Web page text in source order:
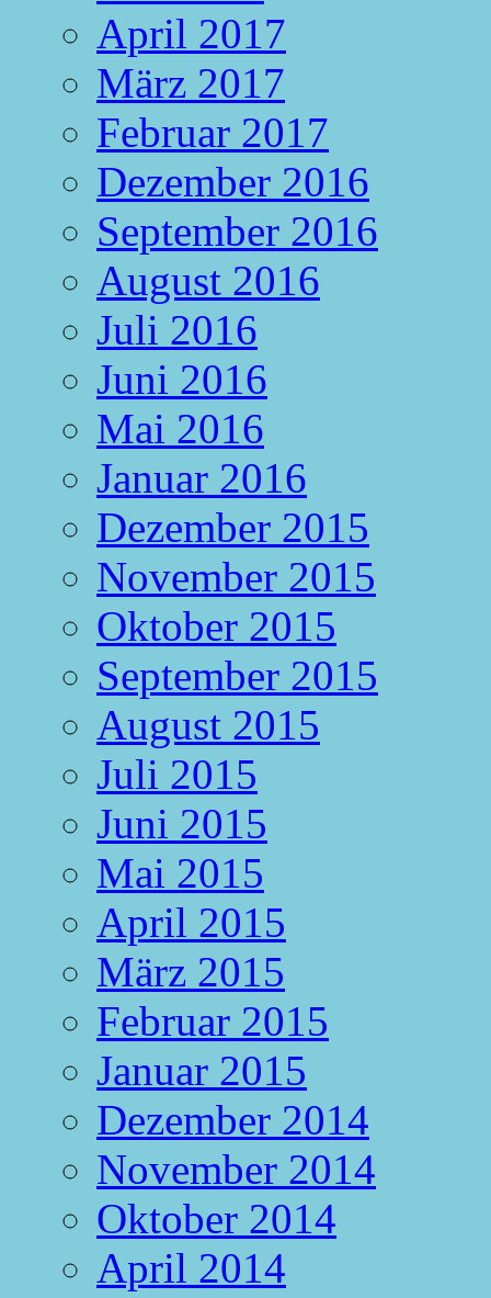
April 2017
März 2017
Februar 2017
Dezember 2016
September 2016
August 2016
Juli 2016
Juni 2016
Mai 2016
Januar 2016
Dezember 2015
November 2015
Oktober 2015
September 2015
August 2015
Juli 2015
Juni 2015
Mai 2015
April 2015
März 2015
Februar 2015
Januar 2015
Dezember 2014
November 2014
Oktober 2014
April 2014